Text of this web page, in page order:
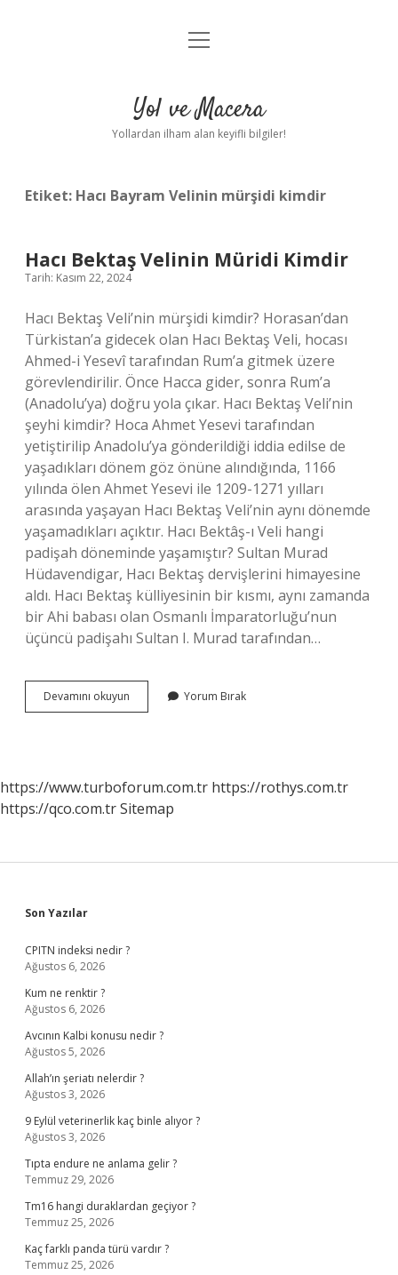
Anasayfa
Yasal Uyarı
menüyü
Yol ve Macera
Yollardan ilham alan keyifli bilgiler!
Etiket: Hacı Bayram Velinin mürşidi kimdir
Hacı Bektaş Velinin Müridi Kimdir
Tarih: Kasım 22, 2024
Hacı Bektaş Veli’nin mürşidi kimdir? Horasan’dan
Türkistan’a gidecek olan Hacı Bektaş Veli, hocası
Ahmed-i Yesevî tarafından Rum’a gitmek üzere
görevlendirilir. Önce Hacca gider, sonra Rum’a
(Anadolu’ya) doğru yola çıkar. Hacı Bektaş Veli’nin
şeyhi kimdir? Hoca Ahmet Yesevi tarafından
yetiştirilip Anadolu’ya gönderildiği iddia edilse de
yaşadıkları dönem göz önüne alındığında, 1166
yılında ölen Ahmet Yesevi ile 1209-1271 yılları
arasında yaşayan Hacı Bektaş Veli’nin aynı dönemde
yaşamadıkları açıktır. Hacı Bektâş-ı Veli hangi
padişah döneminde yaşamıştır? Sultan Murad
Hüdavendigar, Hacı Bektaş dervişlerini himayesine
aldı. Hacı Bektaş külliyesinin bir kısmı, aynı zamanda
bir Ahi babası olan Osmanlı İmparatorluğu’nun
üçüncü padişahı Sultan I. Murad tarafından…
Devamını okuyun
Bektaş
Yorum Bırak
https://www.turboforum.com.tr https://rothys.com.tr
https://qco.com.trSitemap
Sidebar
Son Yazılar
CPITN indeksi nedir ?
Ağustos 6, 2026
Kum ne renktir ?
Ağustos 6, 2026
Avcının Kalbi konusu nedir ?
Ağustos 5, 2026
Allah’ın şeriatı nelerdir ?
Ağustos 3, 2026
9 Eylül veterinerlik kaç binle alıyor ?
Ağustos 3, 2026
Tıpta endure ne anlama gelir ?
Temmuz 29, 2026
Tm16 hangi duraklardan geçiyor ?
Temmuz 25, 2026
Kaç farklı panda türü vardır ?
Temmuz 25, 2026